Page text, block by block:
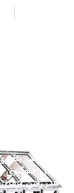
برای شیشه
می‌شوند.
داخل
هدر رفتن